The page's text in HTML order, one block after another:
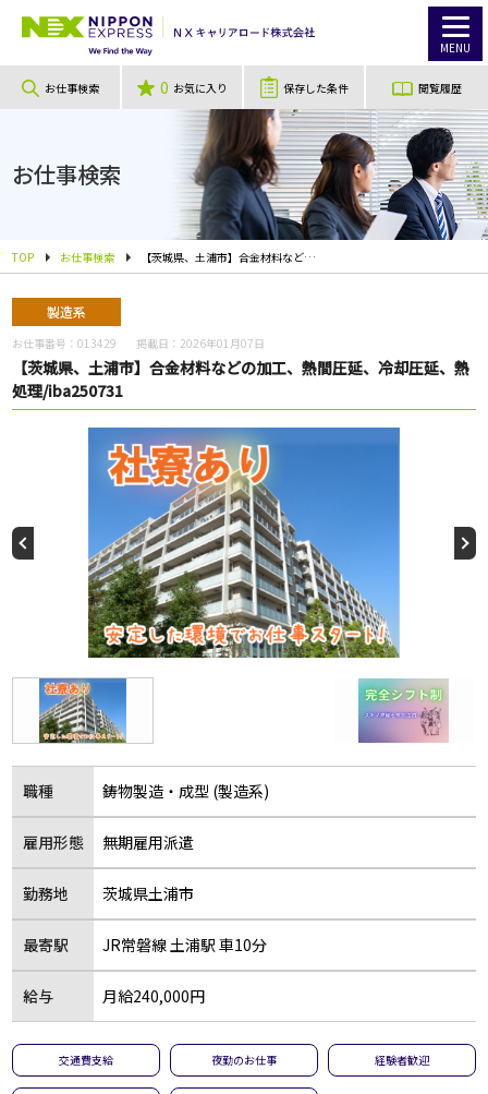
MENU
お仕事検索 0 お気に入り 保存した条件 閲覧履歴
お仕事検索
TOP お仕事検索 【茨城県、土浦市】合金材料などの加工、熱間圧延、冷却圧延、熱処理/iba250731
製造系
お仕事番号：013429 掲載日： 2026年01月07日
【茨城県、土浦市】合金材料などの加工、熱間圧延、冷却圧延、熱
処理/iba250731
職種 鋳物製造・成型 (製造系)
雇用形態 無期雇用派遣
勤務地 茨城県土浦市
最寄駅 JR常磐線 土浦駅 車10分
給与 月給240,000円
交通費支給 夜勤のお仕事 経験者歓迎